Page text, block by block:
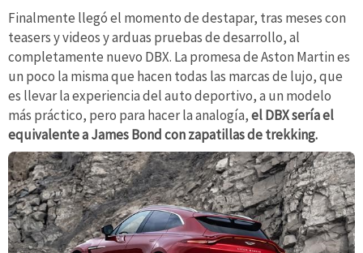
Finalmente llegó el momento de destapar, tras meses con
teasers y videos y arduas pruebas de desarrollo, al
completamente nuevo DBX. La promesa de Aston Martin es
un poco la misma que hacen todas las marcas de lujo, que
es llevar la experiencia del auto deportivo, a un modelo
más práctico, pero para hacer la analogía,el DBX sería el
equivalente a James Bond con zapatillas de trekking.